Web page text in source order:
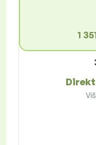
1